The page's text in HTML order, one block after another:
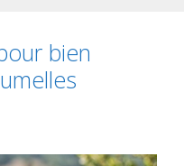
bien